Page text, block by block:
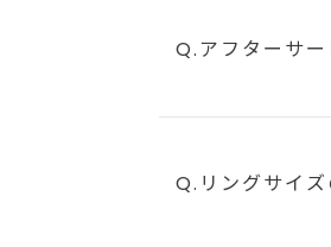
Q.アフターサー
Q.リングサイズ